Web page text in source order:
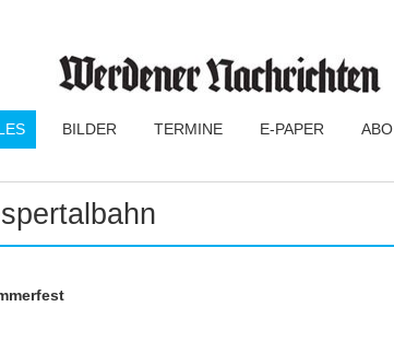
BILDER TERMINE E-PAPER ABO